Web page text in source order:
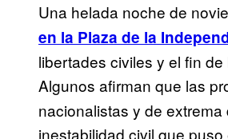
Una helada noche de
en la Plaza de la
libertades civiles y el fin
Algunos afirman que las
nacionalistas y de
inestabilidad civil que